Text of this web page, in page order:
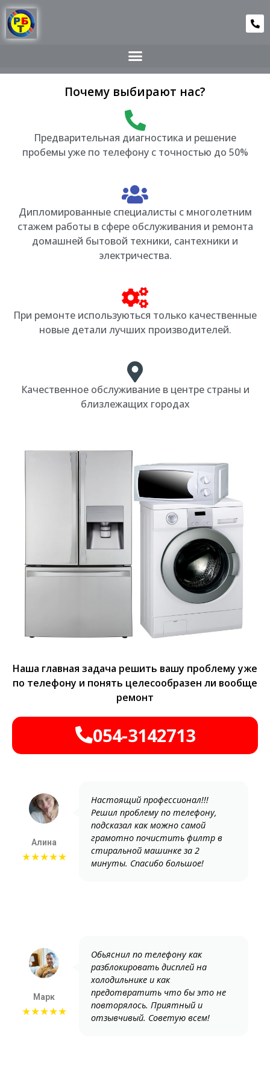
Почему выбирают нас?
Предварительная диагностика и решение
пробемы уже по телефону с точностью до 50%
Дипломированные специалисты с многолетним
стажем работы в сфере обслуживания и ремонта
домашней бытовой техники, сантехники и
электричества.
При ремонте используються только качественные
новые детали лучших производителей.
Качественное обслуживание в центре страны и
близлежащих городах
Наша главная задача решить вашу проблему уже
по телефону и понять целесообразен ли вообще
ремонт
054-3142713
Настоящий профессионал!!!
Решил проблему по телефону,
подсказал как можно самой
грамотно почистить филтр в
стиральной машинке за 2
минуты. Спасибо большое!
Алина
★★★★★
Обьяснил по телефону как
разблокировать дисплей на
холодильнике и как
предотвратить что бы это не
повторялось. Приятный и
отзывчивый. Советую всем!
Марк
★★★★★